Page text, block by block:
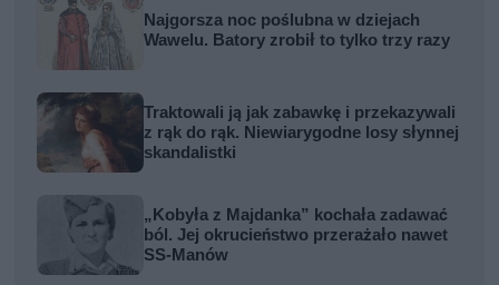
Najgorsza noc poślubna w dziejach
Wawelu. Batory zrobił to tylko trzy razy
Traktowali ją jak zabawkę i przekazywali
z rąk do rąk. Niewiarygodne losy słynnej
skandalistki
„Kobyła z Majdanka” kochała zadawać
ból. Jej okrucieństwo przerażało nawet
SS-Manów